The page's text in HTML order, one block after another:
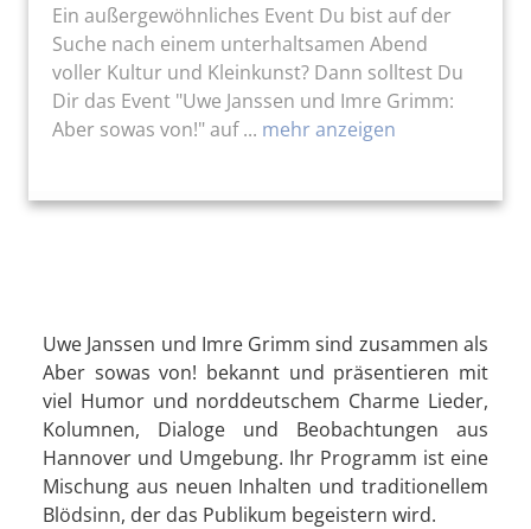
Ein außergewöhnliches Event Du bist auf der
Suche nach einem unterhaltsamen Abend
voller Kultur und Kleinkunst? Dann solltest Du
Dir das Event "Uwe Janssen und Imre Grimm:
Aber sowas von!" auf ... mehr anzeigen
Uwe Janssen und Imre Grimm sind zusammen als
Aber sowas von! bekannt und präsentieren mit
viel Humor und norddeutschem Charme Lieder,
Kolumnen, Dialoge und Beobachtungen aus
Hannover und Umgebung. Ihr Programm ist eine
Mischung aus neuen Inhalten und traditionellem
Blödsinn, der das Publikum begeistern wird.